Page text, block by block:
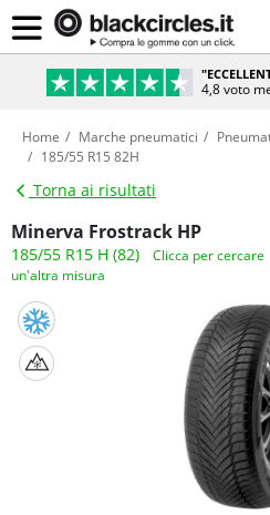
4,8 voto
Home Marche pneumatici
185/55 R15 82H
Torna ai risultati
Minerva Frostrack HP
185/55 R15 H (82)
Clicca per cercare
un'altra misura